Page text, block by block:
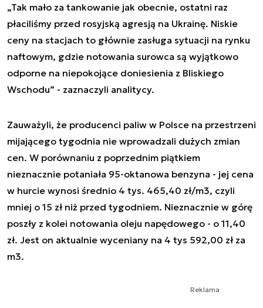
„Tak mało za tankowanie jak obecnie, ostatni raz
płaciliśmy przed rosyjską agresją na Ukrainę. Niskie
ceny na stacjach to głównie zasługa sytuacji na rynku
naftowym, gdzie notowania surowca są wyjątkowo
odporne na niepokojące doniesienia z Bliskiego
Wschodu” - zaznaczyli analitycy.
Zauważyli, że producenci paliw w Polsce na przestrzeni
mijającego tygodnia nie wprowadzali dużych zmian
cen. W porównaniu z poprzednim piątkiem
nieznacznie potaniała 95-oktanowa benzyna - jej cena
w hurcie wynosi średnio 4 tys. 465,40 zł/m3, czyli
mniej o 15 zł niż przed tygodniem. Nieznacznie w górę
poszły z kolei notowania oleju napędowego - o 11,40
zł. Jest on aktualnie wyceniany na 4 tys 592,00 zł za
m3.
Reklama